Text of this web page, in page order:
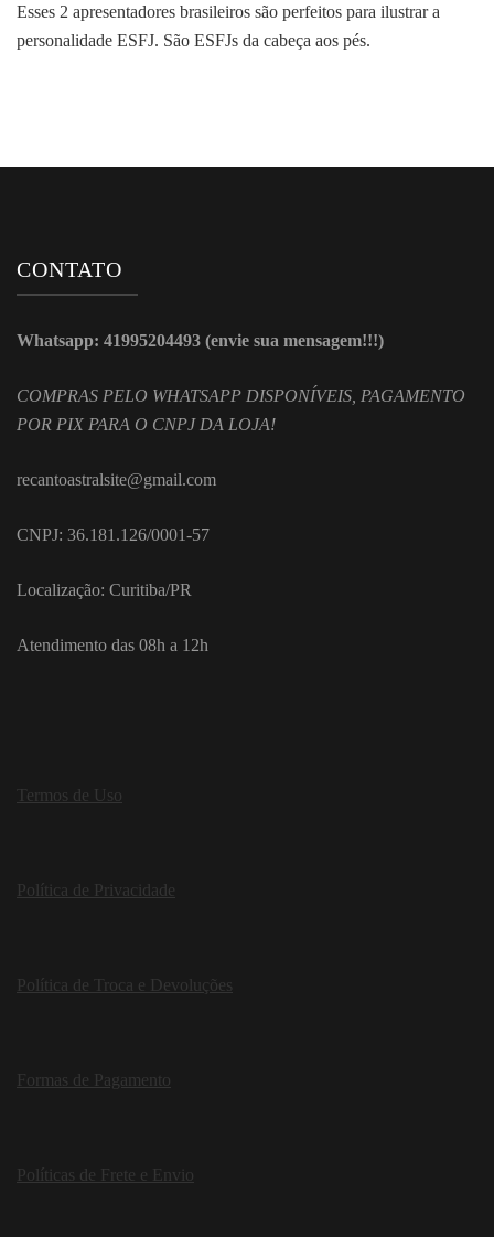
Esses 2 apresentadores brasileiros são perfeitos para ilustrar a
personalidade ESFJ. São ESFJs da cabeça aos pés.
CONTATO
Whatsapp: 41995204493 (envie sua mensagem!!!)
COMPRAS PELO WHATSAPP DISPONÍVEIS, PAGAMENTO
POR PIX PARA O CNPJ DA LOJA!
recantoastralsite@gmail.com
CNPJ: 36.181.126/0001-57
Localização: Curitiba/PR
Atendimento das 08h a 12h
Termos de Uso
Política de Privacidade
Política de Troca e Devoluções
Formas de Pagamento
Políticas de Frete e Envio